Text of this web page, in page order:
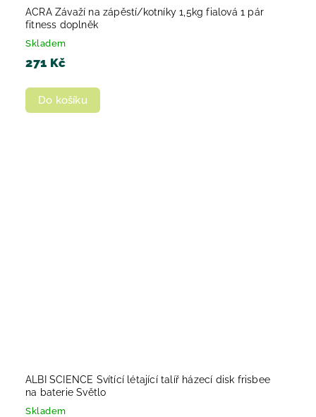
ACRA Závaží na zápěstí/kotníky 1,5kg fialová 1 pár
fitness doplněk
Skladem
271 Kč
Do košíku
ALBI SCIENCE Svítící létající talíř házecí disk frisbee
na baterie Světlo
Skladem